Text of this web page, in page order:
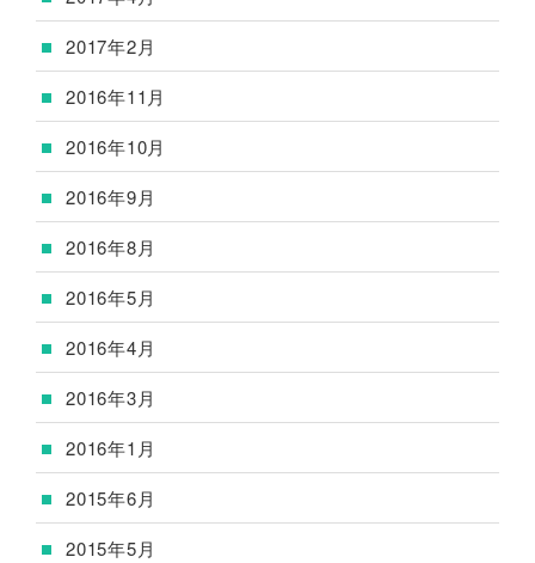
2017年2月
2016年11月
2016年10月
2016年9月
2016年8月
2016年5月
2016年4月
2016年3月
2016年1月
2015年6月
2015年5月